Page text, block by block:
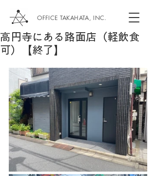
OFFICE TAKAHATA, INC.
高円寺にある路面店（軽飲食
可）【終了】